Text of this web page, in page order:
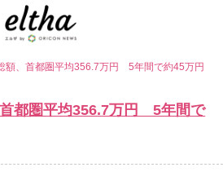
額、首都圏平均356.7万円 5年間で約45万円
都圏平均356.7万円 5年間で